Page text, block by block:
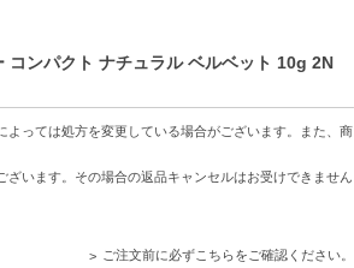
コンパクト ナチュラル ベルベット 10g 2N
っては処方を変更している場合がございます。また、商
います。その場合の返品キャンセルはお受けできません
ご注文前に必ずこちらをご確認ください。